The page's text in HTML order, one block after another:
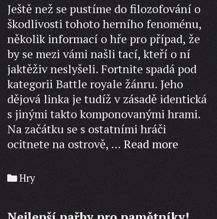
Ještě než se pustíme do filozofování o
škodlivosti tohoto herního fenoménu,
několik informací o hře pro případ, že
by se mezi vámi našli tací, kteří o ní
jaktěživ neslyšeli. Fortnite spadá pod
kategorii Battle royale žánru. Jeho
dějová linka je tudíž v zásadě identická
s jinými takto komponovanými hrami.
Na začátku se s ostatními hráči
ocitnete na ostrově, …Read more
–
šachy
Categories
Hry